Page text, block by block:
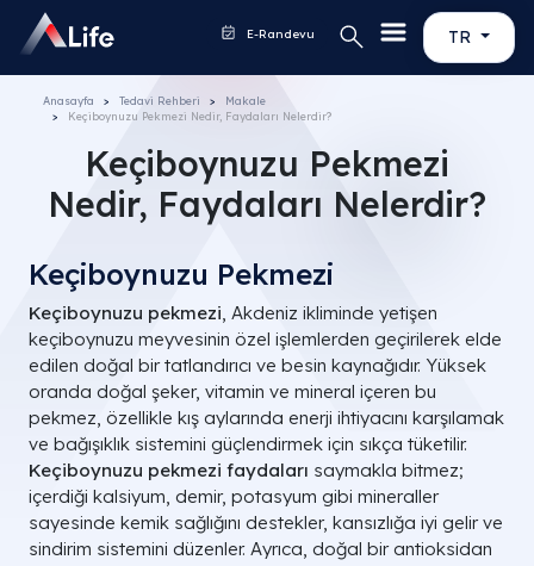
TR
E-Randevu
Anasayfa Tedavi Rehberi
Makale
Keçiboynuzu Pekmezi Nedir, Faydaları Nelerdir?
Keçiboynuzu Pekmezi
Nedir, Faydaları Nelerdir?
Keçiboynuzu Pekmezi
Keçiboynuzu pekmezi, Akdeniz ikliminde yetişen
keçiboynuzu meyvesinin özel işlemlerden geçirilerek elde
edilen doğal bir tatlandırıcı ve besin kaynağıdır. Yüksek
oranda doğal şeker, vitamin ve mineral içeren bu
pekmez, özellikle kış aylarında enerji ihtiyacını karşılamak
ve bağışıklık sistemini güçlendirmek için sıkça tüketilir.
Keçiboynuzu pekmezi faydaları saymakla bitmez;
içerdiği kalsiyum, demir, potasyum gibi mineraller
sayesinde kemik sağlığını destekler, kansızlığa iyi gelir ve
sindirim sistemini düzenler. Ayrıca, doğal bir antioksidan